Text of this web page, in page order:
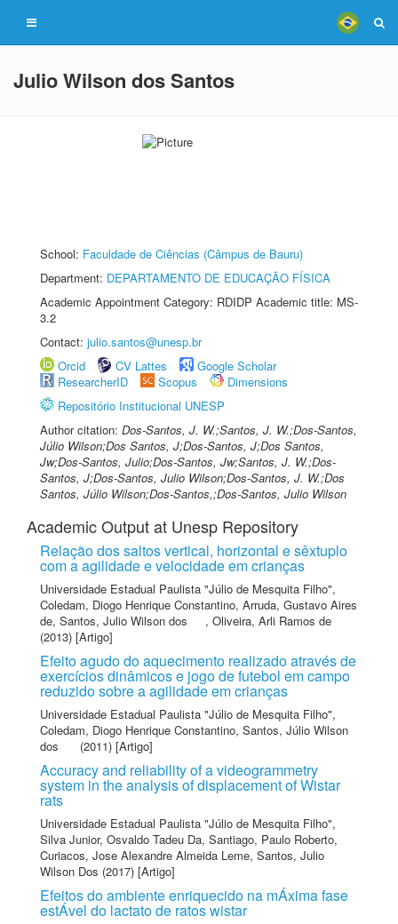
Julio Wilson dos Santos
School: Faculdade de Ciências (Câmpus de Bauru)
Department: DEPARTAMENTO DE EDUCAÇÃO FÍSICA
Academic Appointment Category: RDIDP Academic title: MS-
3.2
Contact: julio.santos@unesp.br
Orcid
CV Lattes
Google Scholar
ResearcherID
Scopus
Dimensions
Repositório Institucional UNESP
Author citation: Dos-Santos, J. W.;Santos, J. W.;Dos-Santos,
Júlio Wilson;Dos Santos, J;Dos-Santos, J;Dos Santos,
Jw;Dos-Santos, Julio;Dos-Santos, Jw;Santos, J. W.;Dos-
Santos, J;Dos-Santos, Julio Wilson;Dos-Santos, J. W.;Dos
Santos, Júlio Wilson;Dos-Santos,;Dos-Santos, Julio Wilson
Academic Output at Unesp Repository
Relação dos saltos vertical, horizontal e sêxtuplo
com a agilidade e velocidade em crianças
Universidade Estadual Paulista "Júlio de Mesquita Filho",
Coledam, Diogo Henrique Constantino, Arruda, Gustavo Aires
de, Santos, Julio Wilson dos , Oliveira, Arli Ramos de
(2013) [Artigo]
Efeito agudo do aquecimento realizado através de
exercícios dinâmicos e jogo de futebol em campo
reduzido sobre a agilidade em crianças
Universidade Estadual Paulista "Júlio de Mesquita Filho",
Coledam, Diogo Henrique Constantino, Santos, Júlio Wilson
dos
(2011) [Artigo]
Accuracy and reliability of a videogrammetry
system in the analysis of displacement of Wistar
rats
Universidade Estadual Paulista "Júlio de Mesquita Filho",
Silva Junior, Osvaldo Tadeu Da, Santiago, Paulo Roberto,
Curiacos, Jose Alexandre Almeida Leme, Santos, Julio
Wilson Dos (2017) [Artigo]
Efeitos do ambiente enriquecido na mÁxima fase
estÁvel do lactato de ratos wistar